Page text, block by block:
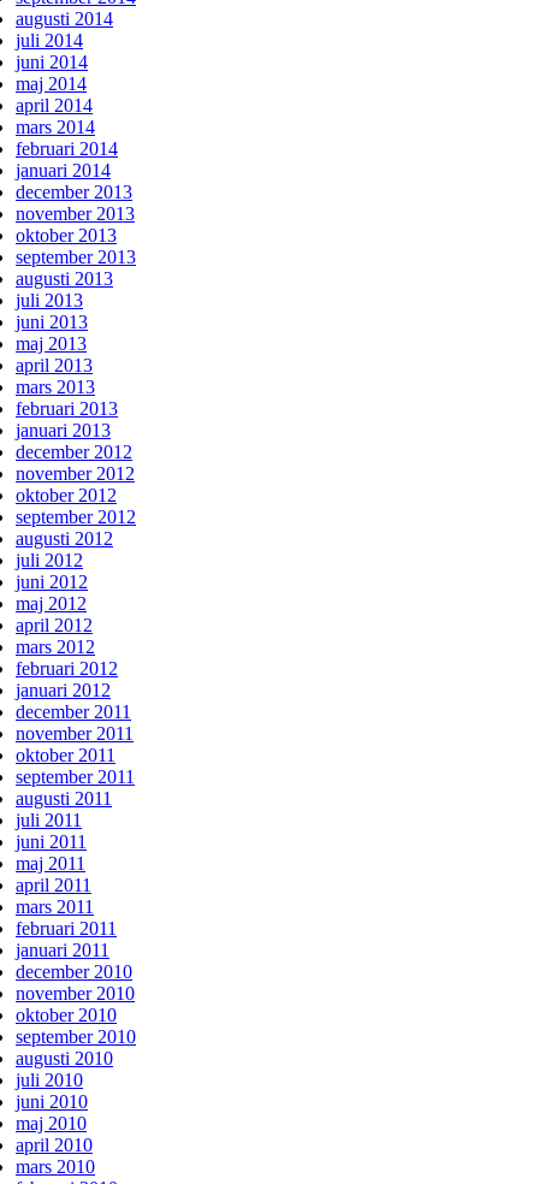
augusti 2014
juli 2014
juni 2014
maj 2014
april 2014
mars 2014
februari 2014
januari 2014
december 2013
november 2013
oktober 2013
september 2013
augusti 2013
juli 2013
juni 2013
maj 2013
april 2013
mars 2013
februari 2013
januari 2013
december 2012
november 2012
oktober 2012
september 2012
augusti 2012
juli 2012
juni 2012
maj 2012
april 2012
mars 2012
februari 2012
januari 2012
december 2011
november 2011
oktober 2011
september 2011
augusti 2011
juli 2011
juni 2011
maj 2011
april 2011
mars 2011
februari 2011
januari 2011
december 2010
november 2010
oktober 2010
september 2010
augusti 2010
juli 2010
juni 2010
maj 2010
april 2010
mars 2010